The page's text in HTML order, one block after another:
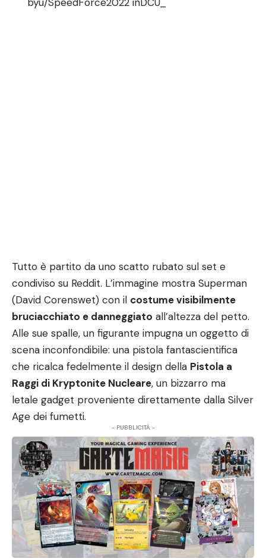
Tutto è partito da uno scatto rubato sul set e
condiviso su Reddit. L’immagine mostra Superman
(David Corenswet) con il costume visibilmente
bruciacchiato e danneggiato all’altezza del petto.
Alle sue spalle, un figurante impugna un oggetto di
scena inconfondibile: una pistola fantascientifica
che ricalca fedelmente il design della Pistola a
Raggi di Kryptonite Nucleare, un bizzarro ma
letale gadget proveniente direttamente dalla Silver
Age dei fumetti.
- PUBBLICITÀ -